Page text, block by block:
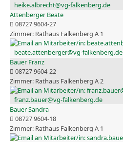
heike.albrecht@vg-falkenberg.de
Attenberger Beate
08727 9604-27
Rathaus Falkenberg A 1
beate.attenberger@vg-falkenberg.de
Bauer Franz
08727 9604-22
Rathaus Falkenberg A 2
franz.bauer@vg-falkenberg.de
Bauer Sandra
08727 9604-18
Rathaus Falkenberg A 1